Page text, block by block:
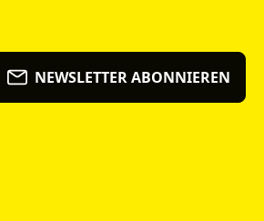
NEWSLETTER ABONNIEREN